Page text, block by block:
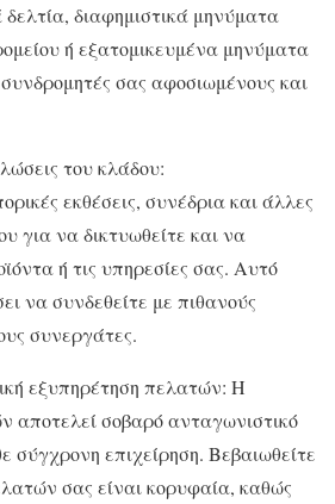
διαφημιστικά μηνύματα
ή εξατομικευμένα μηνύματα
σας αφοσιωμένους και
του κλάδου:
εκθέσεις, συνέδρια και άλλες
για να δικτυωθείτε και να
ή τις υπηρεσίες σας. Αυτό
να συνδεθείτε με πιθανούς
συνεργάτες.
εξυπηρέτηση πελατών: Η
αποτελεί σοβαρό ανταγωνιστικό
σύγχρονη επιχείρηση. Βεβαιωθείτε
σας είναι κορυφαία, καθώς